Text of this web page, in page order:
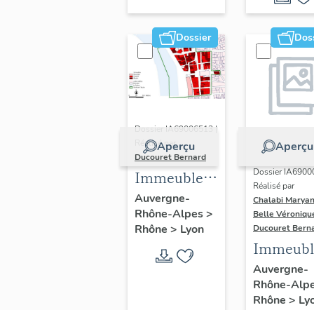
Dossier
Aperçu
Dossier IA69006513 |
Réalisé par
Ducouret Bernard
Immeubles
du quartier
Saint-Nizier
Auvergne-
Rhône-Alpes>
Rhône > Lyon
Aperçu
Dossier
Réalisé par
Chalabi
Belle
Ducouret
Auvergne-
Rhône-
Rhône >